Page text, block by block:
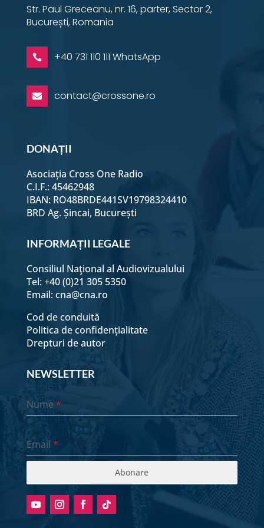
Str. Paul Greceanu, nr. 16, parter, Sector 2,
București, Romania
 +40 731 110 111 WhatsApp
 contact@crossone.ro
DONAȚII
Asociația Cross One Radio
C.I.F.: 45462948
IBAN: RO48BRDE441SV19798324410
BRD Ag. Șincai, București
INFORMAȚII LEGALE
Consiliul Naţional al Audiovizualului
Tel: +40 (0)21 305 5350
Email: cna@cna.ro
Cod de conduită
Politica de confidențialitate
Drepturi de autor
NEWSLETTER
Nume*
Email *
Abonare